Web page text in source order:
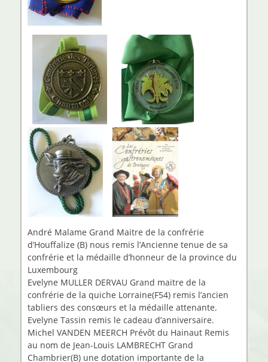
André Malame Grand Maitre de la confrérie
d’Houffalize (B) nous remis l’Ancienne tenue de sa
confrérie et la médaille d’honneur de la province du
Luxembourg
Evelyne MULLER DERVAU Grand maitre de la
confrérie de la quiche Lorraine(F54) remis l’ancien
tabliers des consœurs et la médaille attenante.
Evelyne Tassin remis le cadeau d’anniversaire.
Michel VANDEN MEERCH Prévôt du Hainaut Remis
au nom de Jean-Louis LAMBRECHT Grand
Chambrier(B) une dotation importante de la